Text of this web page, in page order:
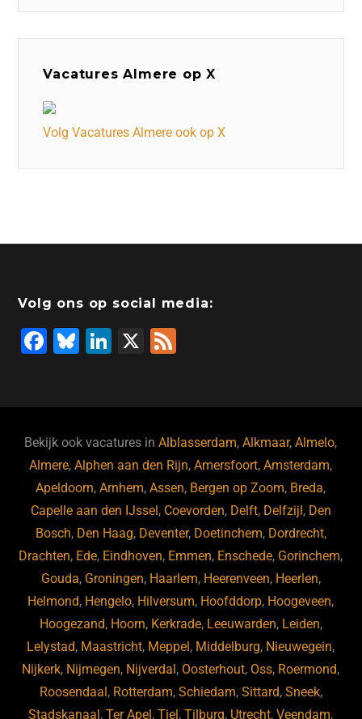
Vacatures Almere op X
Volg Vacatures Almere ook op X
Volg ons op social media:
F
b
o
o
k
Bl
ky
Li
dI
n
X
Bekijk ook vacatures inAlblasserdam,Alkmaar,Almelo,
Almere,Alphen aan den Rijn,Amersfoort,Amsterdam,
Apeldoorn,Arnhem,Assen, Bergen op Zoom, Breda,
Capelle aan den IJssel, Coevorden, Delft, Delfzijl, Den
Bosch, Den Haag, Deventer, Doetinchem, Dordrecht,
Drachten, Ede, Eindhoven, Emmen, Enschede, Gorinchem,
Gouda, Groningen, Haarlem, Heerenveen, Heerlen,
Helmond, Hengelo, Hilversum, Hoofddorp, Hoogeveen,
Hoogezand, Hoorn, Kerkrade, Leeuwarden, Leiden,
Lelystad, Maastricht, Meppel, Middelburg, Nieuwegein,
Nijkerk, Nijmegen, Nijverdal, Oosterhout, Oss, Roermond,
Roosendaal, Rotterdam, Schiedam, Sittard, Sneek,
Stadskanaal,Ter Apel,Tiel,Tilburg, Utrecht,Veendam,